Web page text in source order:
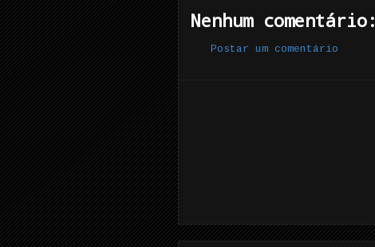
Nenhum comentário:
Postar um comentário